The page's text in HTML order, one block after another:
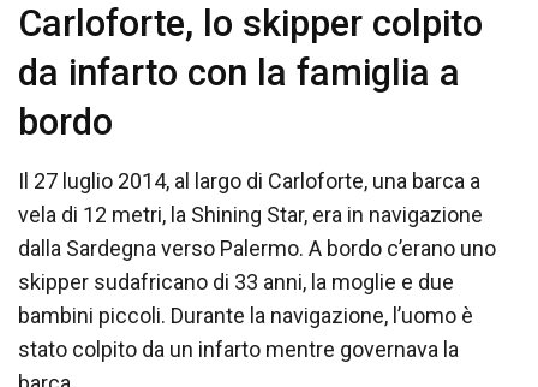
Carloforte, lo skipper colpito
da infarto con la famiglia a
bordo
Il 27 luglio 2014, al largo di Carloforte, una barca a
vela di 12 metri, la Shining Star, era in navigazione
dalla Sardegna verso Palermo. A bordo c’erano uno
skipper sudafricano di 33 anni, la moglie e due
bambini piccoli. Durante la navigazione, l’uomo è
stato colpito da un infarto mentre governava la